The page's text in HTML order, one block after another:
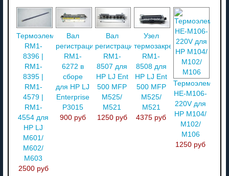
Термоэлемент
RM1-
8396 |
RM1-
8395 |
RM1-
4579 |
RM1-
4554 для
HP LJ
M601/
M602/
M603
2500 руб
Вал
регистрации
RM1-
6272 в
сборе
для HP LJ
Enterprise
P3015
900 руб
Вал
регистрации
RM1-
8507 для
HP LJ Ent
500 MFP
M525/
M521
1250 руб
Узел
термозакрепления
RM1-
8508 для
HP LJ Ent
500 MFP
M525/
M521
4375 руб
Термоэлемент
HE-M106-
220V для
HP M104/
M102/
M106
1250 руб